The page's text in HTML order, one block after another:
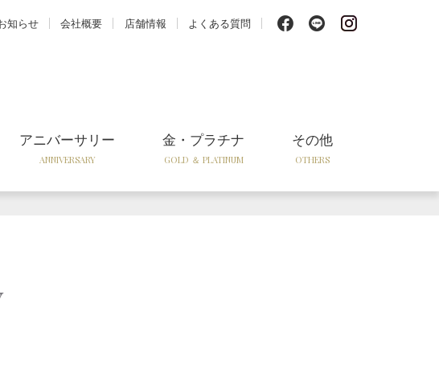
アニバーサリー
ANNIVERSARY
金・プラチナ
GOLD ＆ PLATINUM
その他
OTHERS
知らせ 会社概要 店舗情報 よくある質問 f l i